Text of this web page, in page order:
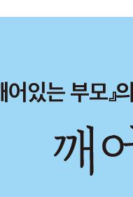
싸우면 안 되는 이유
되는 숨은 이유